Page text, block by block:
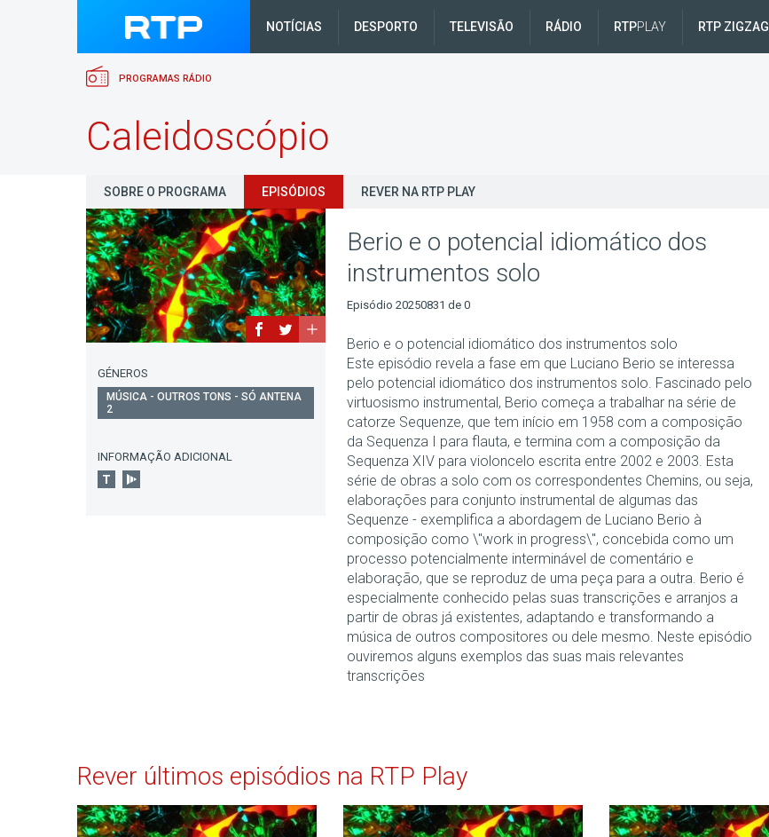
NOTÍCIAS DESPORTO TELEVISÃO RÁDIO RTPPLAY RTP ZIGZAG
PROGRAMAS RÁDIO
Caleidoscópio
SOBRE O PROGRAMA EPISÓDIOS REVER NA RTP PLAY
GÉNEROS
MÚSICA - OUTROS TONS - SÓ ANTENA
2
INFORMAÇÃO ADICIONAL
Berio e o potencial idiomático dos
instrumentos solo
Episódio 20250831 de 0
Berio e o potencial idiomático dos instrumentos solo
Este episódio revela a fase em que Luciano Berio se interessa
pelo potencial idiomático dos instrumentos solo. Fascinado pelo
virtuosismo instrumental, Berio começa a trabalhar na série de
catorze Sequenze, que tem início em 1958 com a composição
da Sequenza I para flauta, e termina com a composição da
Sequenza XIV para violoncelo escrita entre 2002 e 2003. Esta
série de obras a solo com os correspondentes Chemins, ou seja,
elaborações para conjunto instrumental de algumas das
Sequenze - exemplifica a abordagem de Luciano Berio à
composição como \"work in progress\", concebida como um
processo potencialmente interminável de comentário e
elaboração, que se reproduz de uma peça para a outra. Berio é
especialmente conhecido pelas suas transcrições e arranjos a
partir de obras já existentes, adaptando e transformando a
música de outros compositores ou dele mesmo. Neste episódio
ouviremos alguns exemplos das suas mais relevantes
transcrições
Rever últimos episódios na RTP Play